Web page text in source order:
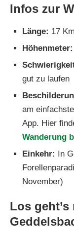
Infos zur
Länge: 17 Km
Höhenmeter:
gut zu laufen
am
App. Hier
Wanderung
Einkehr: In
November)
Los